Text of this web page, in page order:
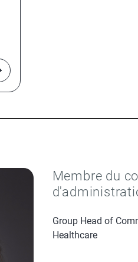
Membre du
Group Head of
Healthcare